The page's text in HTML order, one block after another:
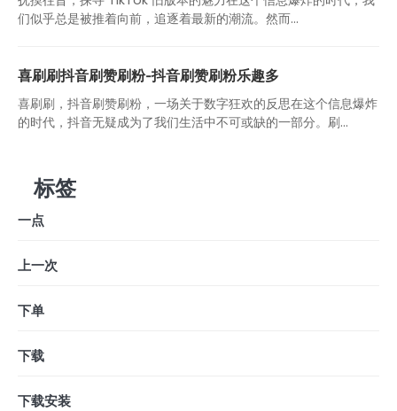
们似乎总是被推着向前，追逐着最新的潮流。然而...
喜刷刷抖音刷赞刷粉-抖音刷赞刷粉乐趣多
喜刷刷，抖音刷赞刷粉，一场关于数字狂欢的反思在这个信息爆炸
的时代，抖音无疑成为了我们生活中不可或缺的一部分。刷...
标签
一点
上一次
下单
下载
下载安装